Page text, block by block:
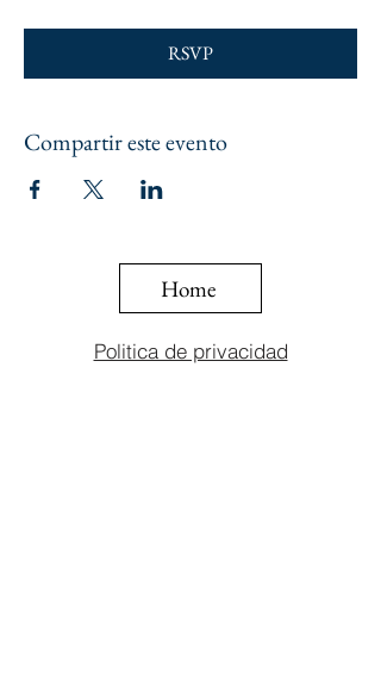
RSVP
Compartir este evento
Home
Politica de privacidad